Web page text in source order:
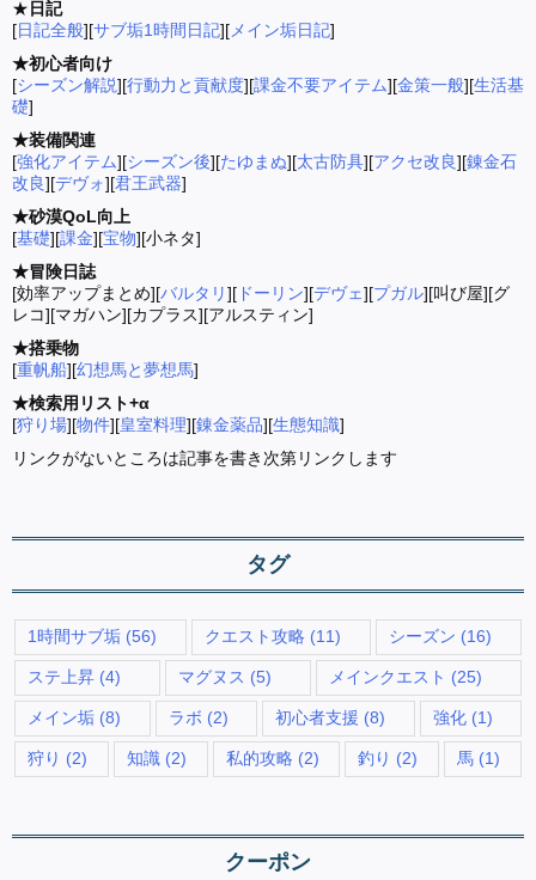
★ 日記
[日記全般][サブ垢1時間日記][ メイン垢日記]
★初心者向け
[シーズン解説][行動力と貢献度][課金不要アイテム][金策一般][生活基
礎]
★装備関連
[強化アイテム][シーズン後][たゆまぬ][太古防具][アクセ改良][錬金石
改良][デヴォ][君王武器]
★砂漠QoL向上
[基礎][課金][宝物][小ネタ]
★冒険日誌
[効率アップまとめ][バルタリ][ ドーリン][デヴェ][プガル][叫び屋][グ
レコ][マガハン][カプラス][アルスティン]
★搭乗物
[重帆船][幻想馬と夢想馬]
★検索用リスト+α
[狩り場][物件][皇室料理][錬金薬品][生態知識]
リンクがないところは記事を書き次第リンクします
タグ
1時間サブ垢 (56) クエスト攻略 (11) シーズン (16)
ステ上昇 (4) マグヌス (5) メインクエスト (25)
メイン垢 (8) ラボ (2) 初心者支援 (8) 強化(1)
狩り (2) 知識(2) 私的攻略 (2) 釣り (2) 馬 (1)
クーポン